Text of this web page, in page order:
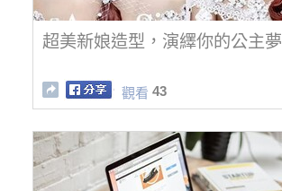
超美新娘造型，演繹你的公主夢
觀看 43